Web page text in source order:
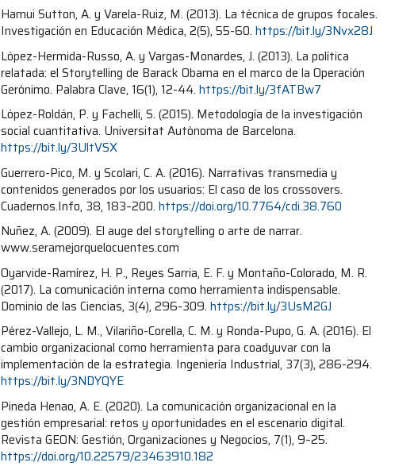
Hamui Sutton, A. y Varela-Ruiz, M. (2013). La técnica de grupos focales.
Investigación en Educación Médica, 2(5), 55-60.https://bit.ly/3Nvx28J
López-Hermida-Russo, A. y Vargas-Monardes, J. (2013). La política
relatada: el Storytelling de Barack Obama en el marco de la Operación
Gerónimo. Palabra Clave, 16(1), 12-44.https://bit.ly/3fATBw7
López-Roldán, P. y Fachelli, S. (2015). Metodología de la investigación
social cuantitativa. Universitat Autònoma de Barcelona.
https://bit.ly/3UltVSX
Guerrero-Pico, M. y Scolari, C. A. (2016). Narrativas transmedia y
contenidos generados por los usuarios: El caso de los crossovers.
Cuadernos.Info, 38, 183–200.https://doi.org/10.7764/cdi.38.760
Nuñez, A. (2009). El auge del storytelling o arte de narrar.
www.seramejorquelocuentes.com
Oyarvide-Ramírez, H. P., Reyes Sarria, E. F. y Montaño-Colorado, M. R.
(2017). La comunicación interna como herramienta indispensable.
Dominio de las Ciencias, 3(4), 296-309.https://bit.ly/3UsM2GJ
Pérez-Vallejo, L. M., Vilariño-Corella, C. M. y Ronda-Pupo, G. A. (2016). El
cambio organizacional como herramienta para coadyuvar con la
implementación de la estrategia. Ingeniería Industrial, 37(3), 286-294.
https://bit.ly/3NDYQYE
Pineda Henao, A. E. (2020). La comunicación organizacional en la
gestión empresarial: retos y oportunidades en el escenario digital.
Revista GEON: Gestión, Organizaciones y Negocios, 7(1), 9–25.
https://doi.org/10.22579/23463910.182